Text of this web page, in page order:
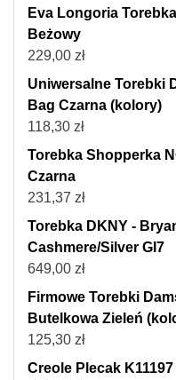
Eva Longoria
Beżowy
229,00 zł
Uniwersalne Torebki
Bag Czarna (kolory)
118,30 zł
Torebka Shopperka
Czarna
231,37 zł
Torebka DKNY -
Cashmere/Silver GI7
649,00 zł
Firmowe Torebki
Butelkowa Zieleń
125,30 zł
Creole Plecak